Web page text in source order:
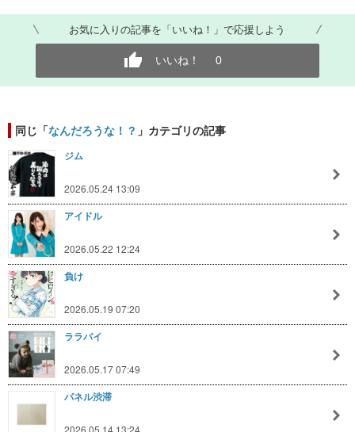
お気に入りの記事を「いいね！」で応援しよう
いいね！ 0
同じ「なんだろうな！？ 」カテゴリの記事
ジム
2026.05.24 13:09
アイドル
2026.05.22 12:24
負け
2026.05.19 07:20
ララバイ
2026.05.17 07:49
パネル渋滞
2026.05.14 13:24